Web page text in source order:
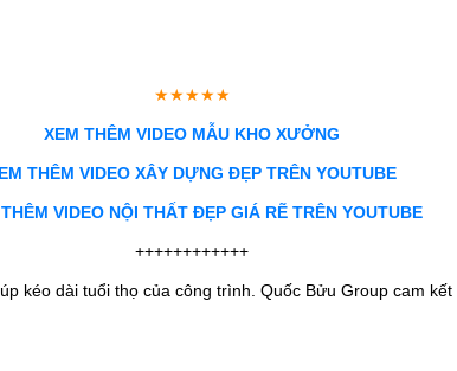
★★★★★
XEM THÊM VIDEO MẪU KHO XƯỞNG
THÊM VIDEO XÂY DỰNG ĐẸP TRÊN YOUTUBE
VIDEO NỘI THẤT ĐẸP GIÁ RẼ TRÊN YOUTUBE
++++++++++++
kéo dài tuổi thọ của công trình. Quốc Bửu Group cam